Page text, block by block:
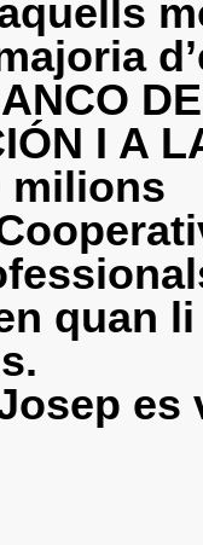
I A
milions
quan